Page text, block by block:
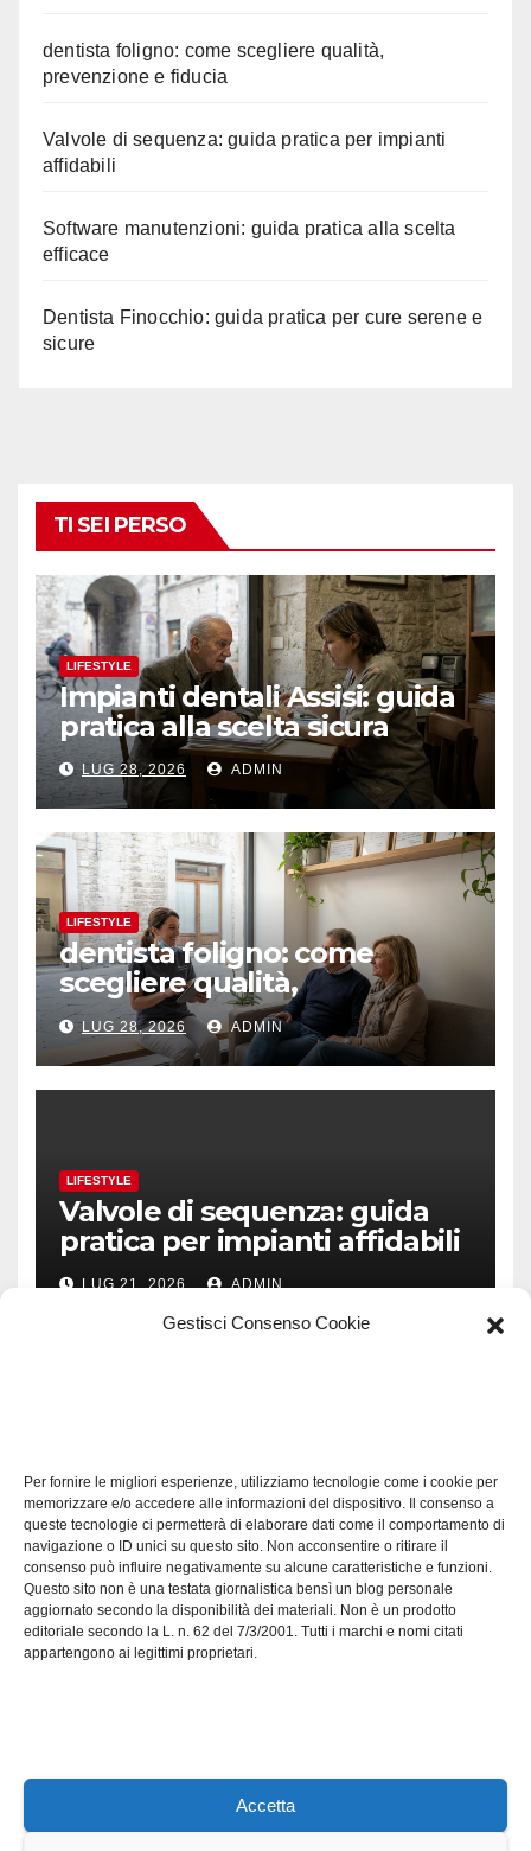
Gestisci Consenso Cookie
Per fornire le migliori esperienze, utilizziamo tecnologie come i cookie per
memorizzare e/o accedere alle informazioni del dispositivo. Il consenso a
queste tecnologie ci permetterà di elaborare dati come il comportamento di
navigazione o ID unici su questo sito. Non acconsentire o ritirare il
consenso può influire negativamente su alcune caratteristiche e funzioni.
Questo sito non è una testata giornalistica bensì un blog personale
aggiornato secondo la disponibilità dei materiali. Non è un prodotto
editoriale secondo la L. n. 62 del 7/3/2001. Tutti i marchi e nomi citati
appartengono ai legittimi proprietari.
Accetta
dentista foligno: come scegliere qualità,
prevenzione e fiducia
Valvole di sequenza: guida pratica per impianti
affidabili
Software manutenzioni: guida pratica alla scelta
efficace
Dentista Finocchio: guida pratica per cure serene e
sicure
TI SEI PERSO
LIFESTYLE
Impianti dentali Assisi: guida
pratica alla scelta sicura
LUG 28, 2026 ADMIN
LIFESTYLE
dentista foligno: come
scegliere qualità,
prevenzione e fiducia
LUG 28, 2026 ADMIN
LIFESTYLE
Valvole di sequenza: guida
pratica per impianti affidabili
LUG 21, 2026 ADMIN
Software manutenzioni:
guida pratica alla scelta
efficace
LUG 17, 2026 ADMIN
Axeleroacademy.it